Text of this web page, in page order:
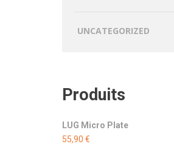
UNCATEGORIZED
Produits
LUG Micro Plate
55,90 €